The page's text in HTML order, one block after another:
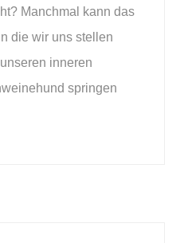
Manchmal kann das
die wir uns stellen
inneren
springen